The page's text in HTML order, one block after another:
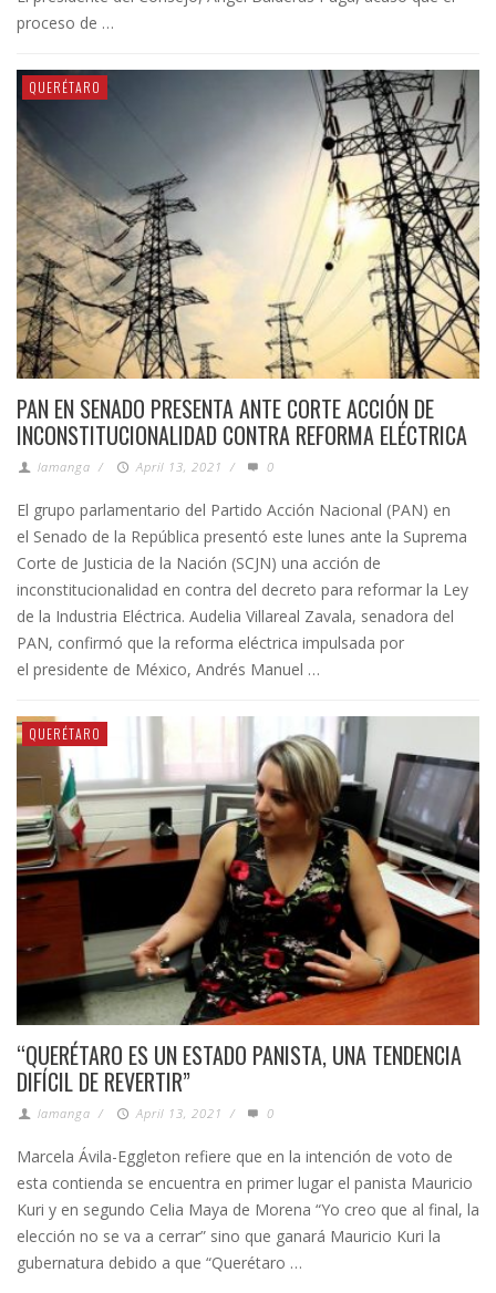
proceso de …
QUERÉTARO
PAN EN SENADO PRESENTA ANTE CORTE ACCIÓN DE
INCONSTITUCIONALIDAD CONTRA REFORMA ELÉCTRICA
lamanga / April 13, 2021 / 0
El grupo parlamentario del Partido Acción Nacional (PAN) en
el Senado de la República presentó este lunes ante la Suprema
Corte de Justicia de la Nación (SCJN) una acción de
inconstitucionalidad en contra del decreto para reformar la Ley
de la Industria Eléctrica. Audelia Villareal Zavala, senadora del
PAN, confirmó que la reforma eléctrica impulsada por
el presidente de México, Andrés Manuel …
QUERÉTARO
“QUERÉTARO ES UN ESTADO PANISTA, UNA TENDENCIA
DIFÍCIL DE REVERTIR”
lamanga / April 13, 2021 / 0
Marcela Ávila-Eggleton refiere que en la intención de voto de
esta contienda se encuentra en primer lugar el panista Mauricio
Kuri y en segundo Celia Maya de Morena “Yo creo que al final, la
elección no se va a cerrar” sino que ganará Mauricio Kuri la
gubernatura debido a que “Querétaro …